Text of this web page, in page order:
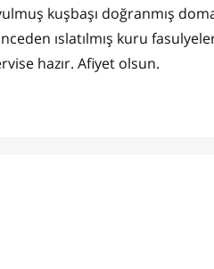
kuşbaşı doğranmış
ıslatılmış kuru
hazır. Afiyet olsun.